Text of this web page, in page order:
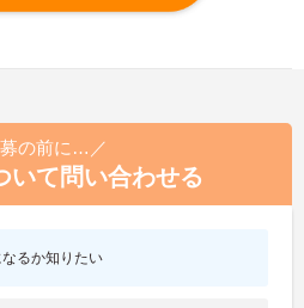
の前に…／
いて問い合わせる
るか知りたい